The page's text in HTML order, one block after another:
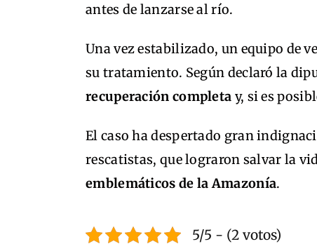
antes de lanzarse al río.
Una vez estabilizado, un equipo de
su tratamiento. Según declaró la
recuperación completa y, si es
El caso ha despertado gran
rescatistas, que lograron salvar la
emblemáticos de la Amazonía.
5/5 - (2 votos)